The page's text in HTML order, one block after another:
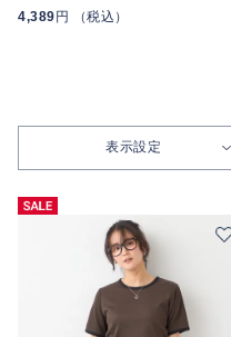
4,389 円 （税込）
表示設定